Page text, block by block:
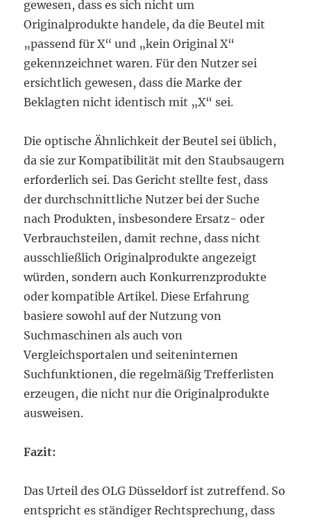
gewesen, dass es sich nicht um
Originalprodukte handele, da die Beutel mit
„passend für X“ und „kein Original X“
gekennzeichnet waren. Für den Nutzer sei
ersichtlich gewesen, dass die Marke der
Beklagten nicht identisch mit „X“ sei.
Die optische Ähnlichkeit der Beutel sei üblich,
da sie zur Kompatibilität mit den Staubsaugern
erforderlich sei. Das Gericht stellte fest, dass
der durchschnittliche Nutzer bei der Suche
nach Produkten, insbesondere Ersatz- oder
Verbrauchsteilen, damit rechne, dass nicht
ausschließlich Originalprodukte angezeigt
würden, sondern auch Konkurrenzprodukte
oder kompatible Artikel. Diese Erfahrung
basiere sowohl auf der Nutzung von
Suchmaschinen als auch von
Vergleichsportalen und seiteninternen
Suchfunktionen, die regelmäßig Trefferlisten
erzeugen, die nicht nur die Originalprodukte
ausweisen.
Fazit:
Das Urteil des OLG Düsseldorf ist zutreffend. So
entspricht es ständiger Rechtsprechung, dass